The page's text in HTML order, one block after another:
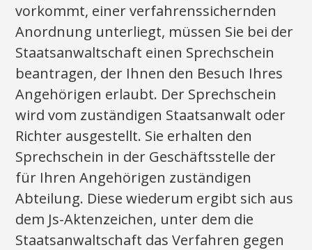
vorkommt, einer verfahrenssichernden
Anordnung unterliegt, müssen Sie bei der
Staatsanwaltschaft einen Sprechschein
beantragen, der Ihnen den Besuch Ihres
Angehörigen erlaubt. Der Sprechschein
wird vom zuständigen Staatsanwalt oder
Richter ausgestellt. Sie erhalten den
Sprechschein in der Geschäftsstelle der
für Ihren Angehörigen zuständigen
Abteilung. Diese wiederum ergibt sich aus
dem Js-Aktenzeichen, unter dem die
Staatsanwaltschaft das Verfahren gegen